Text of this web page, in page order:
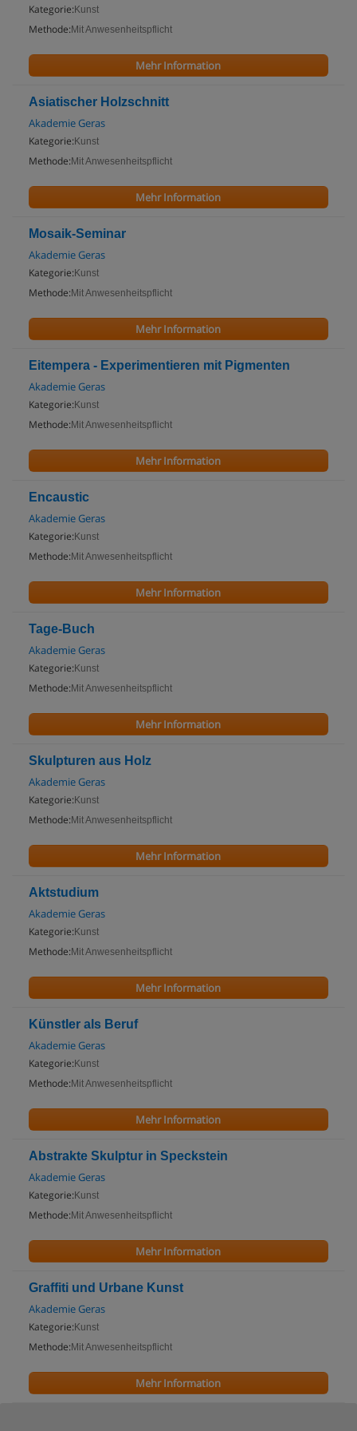
Kategorie: Kunst
Methode: Mit Anwesenheitspflicht
Mehr Information
Asiatischer Holzschnitt
Akademie Geras
Kategorie: Kunst
Methode: Mit Anwesenheitspflicht
Mehr Information
Mosaik-Seminar
Akademie Geras
Kategorie: Kunst
Methode: Mit Anwesenheitspflicht
Mehr Information
Eitempera - Experimentieren mit Pigmenten
Akademie Geras
Kategorie: Kunst
Methode: Mit Anwesenheitspflicht
Mehr Information
Encaustic
Akademie Geras
Kategorie: Kunst
Methode: Mit Anwesenheitspflicht
Mehr Information
Tage-Buch
Akademie Geras
Kategorie: Kunst
Methode: Mit Anwesenheitspflicht
Mehr Information
Skulpturen aus Holz
Akademie Geras
Kategorie: Kunst
Methode: Mit Anwesenheitspflicht
Mehr Information
Aktstudium
Akademie Geras
Kategorie: Kunst
Methode: Mit Anwesenheitspflicht
Mehr Information
Künstler als Beruf
Akademie Geras
Kategorie: Kunst
Methode: Mit Anwesenheitspflicht
Mehr Information
Abstrakte Skulptur in Speckstein
Akademie Geras
Kategorie: Kunst
Methode: Mit Anwesenheitspflicht
Mehr Information
Graffiti und Urbane Kunst
Akademie Geras
Kategorie: Kunst
Methode: Mit Anwesenheitspflicht
Mehr Information